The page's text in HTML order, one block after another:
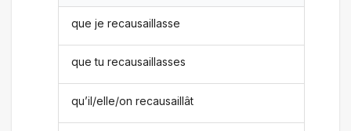
que je recausaillasse
que tu recausaillasses
qu’il/elle/on recausaillât